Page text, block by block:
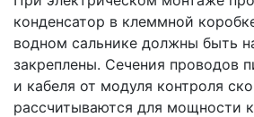
конденсатор в клеммной
водном сальнике должны быть
закреплены. Сечения проводов
и кабеля от модуля контроля
рассчитываются для мощности